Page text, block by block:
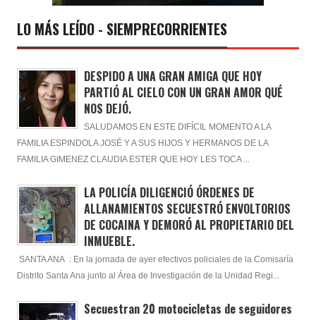
LO MÁS LEÍDO - SIEMPRECORRIENTES
DESPIDO A UNA GRAN AMIGA QUE HOY
PARTIÓ AL CIELO CON UN GRAN AMOR QUÉ
NOS DEJÓ.
SALUDAMOS EN ESTE DIFÍCIL MOMENTO A LA
FAMILIA ESPINDOLA JOSÉ Y A SUS HIJOS Y HERMANOS DE LA
FAMILIA GIMENEZ CLAUDIA ESTER QUE HOY LES TOCA ...
LA POLICÍA DILIGENCIÓ ÓRDENES DE
ALLANAMIENTOS SECUESTRÓ ENVOLTORIOS
DE COCAINA Y DEMORÓ AL PROPIETARIO DEL
INMUEBLE.
SANTA ANA : En la jornada de ayer efectivos policiales de la Comisaría
Distrito Santa Ana junto al Área de Investigación de la Unidad Regi...
Secuestran 20 motocicletas de seguidores